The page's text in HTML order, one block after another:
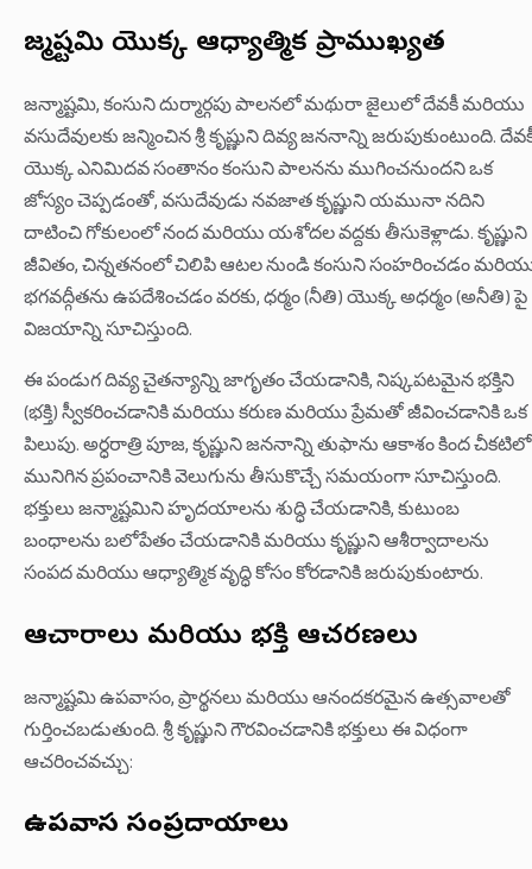
జన్మాష్టమి యొక్క ఆధ్యాత్మిక ప్రాముఖ్యత
జన్మాష్టమి, కంసుని దుర్మార్గపు పాలనలో మథురా జైలులో దేవకీ మరియు
వసుదేవులకు జన్మించిన శ్రీ కృష్ణుని దివ్య జననాన్ని జరుపుకుంటుంది.
యొక్క ఎనిమిదవ సంతానం కంసుని పాలనను ముగించనుందని ఒక
జోస్యం చెప్పడంతో, వసుదేవుడు నవజాత కృష్ణుని యమునా నదిని
దాటించి గోకులంలో నంద మరియు యశోదల వద్దకు తీసుకెళ్లాడు. కృష్ణుని
జీవితం, చిన్నతనంలో చిలిపి ఆటల నుండి కంసుని సంహరించడం
భగవద్గీతను ఉపదేశించడం వరకు, ధర్మం (నీతి) యొక్క అధర్మం (అనీతి) పై
విజయాన్ని సూచిస్తుంది.
ఈ పండుగ దివ్య చైతన్యాన్ని జాగృతం చేయడానికి, నిష్కపటమైన భక్తిని
(భక్తి) స్వీకరించడానికి మరియు కరుణ మరియు ప్రేమతో జీవించడానికి ఒక
పిలుపు. అర్ధరాత్రి పూజ, కృష్ణుని జననాన్ని తుఫాను ఆకాశం కింద చీకటిలో
మునిగిన ప్రపంచానికి వెలుగును తీసుకొచ్చే సమయంగా సూచిస్తుంది.
భక్తులు జన్మాష్టమిని హృదయాలను శుద్ధి చేయడానికి, కుటుంబ
బంధాలను బలోపేతం చేయడానికి మరియు కృష్ణుని ఆశీర్వాదాలను
సంపద మరియు ఆధ్యాత్మిక వృద్ధి కోసం కోరడానికి జరుపుకుంటారు.
ఆచారాలు మరియు భక్తి ఆచరణలు
జన్మాష్టమి ఉపవాసం, ప్రార్థనలు మరియు ఆనందకరమైన ఉత్సవాలతో
గుర్తించబడుతుంది. శ్రీ కృష్ణుని గౌరవించడానికి భక్తులు ఈ విధంగా
ఆచరించవచ్చు:
ఉపవాస సంప్రదాయాలు